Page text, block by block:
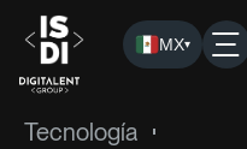
MX▾
ISDI›Blog
Tecnología